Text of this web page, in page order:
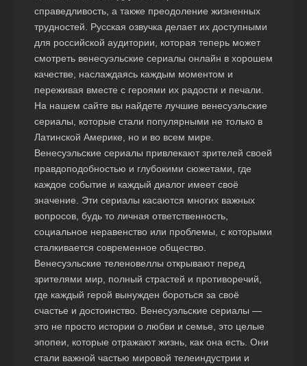
справедливость, а также преодоление жизненных
трудностей. Русская озвучка делает их доступными
для российской аудитории, которая теперь может
смотреть венесуэльские сериалы онлайн в хорошем
качестве, наслаждаясь каждым моментом и
переживая вместе с героями их радости и печали.
На нашем сайте вы найдете лучшие венесуэльские
сериалы, которые стали популярными не только в
Латинской Америке, но и во всем мире.
Венесуэльские сериалы привлекают зрителей своей
правдоподобностью и глубокими сюжетами, где
каждое событие и каждый диалог имеет своё
значение. Эти сериалы касаются многих важных
вопросов, будь то личная ответственность,
социальное неравенство или проблемы, с которыми
сталкивается современное общество.
Венесуэльские теленовеллы открывают перед
зрителями мир, полный страстей и противоречий,
где каждый герой вынужден бороться за своё
счастье и достоинство. Венесуэльские сериалы —
это не просто истории о любви и семье, это целые
эпопеи, которые отражают жизнь, как она есть. Они
стали важной частью мировой телеиндустрии и